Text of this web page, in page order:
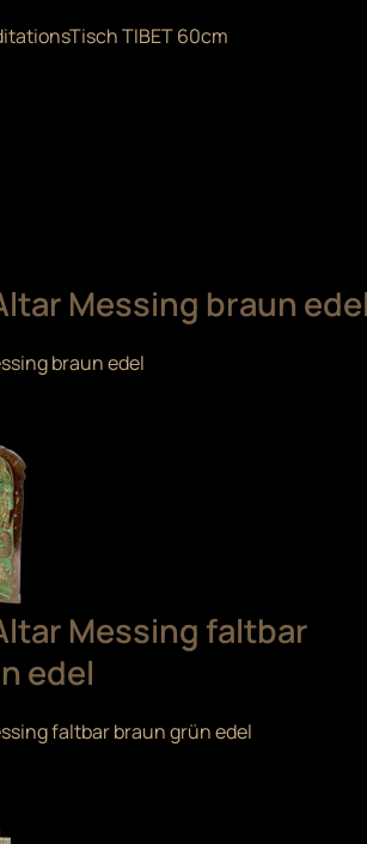
TIBET 60cm
Messing braun
braun edel
Messing faltbar
edel
faltbar braun grün edel